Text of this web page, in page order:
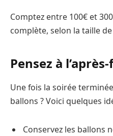
Comptez entre 100€ et
complète, selon la taille
Pensez à
Une fois la soirée
ballons ? Voici quelques
Conservez les ballons